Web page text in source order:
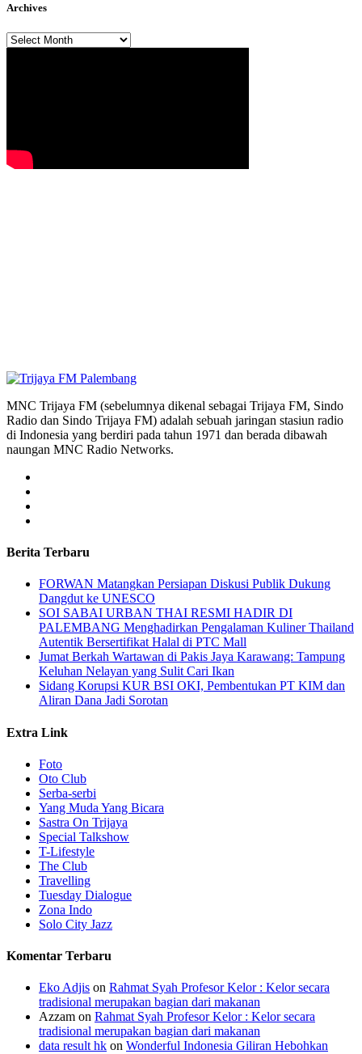
Archives
Archives
MNC Trijaya FM (sebelumnya dikenal sebagai Trijaya FM, Sindo
Radio dan Sindo Trijaya FM) adalah sebuah jaringan stasiun radio
di Indonesia yang berdiri pada tahun 1971 dan berada dibawah
naungan MNC Radio Networks.
Berita Terbaru
FORWAN Matangkan Persiapan Diskusi Publik Dukung
Dangdut ke UNESCO
SOI SABAI URBAN THAI RESMI HADIR DI
PALEMBANG Menghadirkan Pengalaman Kuliner Thailand
Autentik Bersertifikat Halal di PTC Mall
Jumat Berkah Wartawan di Pakis Jaya Karawang: Tampung
Keluhan Nelayan yang Sulit Cari Ikan
Sidang Korupsi KUR BSI OKI, Pembentukan PT KIM dan
Aliran Dana Jadi Sorotan
Extra Link
Foto
Oto Club
Serba-serbi
Yang Muda Yang Bicara
Sastra On Trijaya
Special Talkshow
T-Lifestyle
The Club
Travelling
Tuesday Dialogue
Zona Indo
Solo City Jazz
Komentar Terbaru
Eko Adjis on Rahmat Syah Profesor Kelor : Kelor secara
tradisional merupakan bagian dari makanan
Azzam on Rahmat Syah Profesor Kelor : Kelor secara
tradisional merupakan bagian dari makanan
data result hk on Wonderful Indonesia Giliran Hebohkan